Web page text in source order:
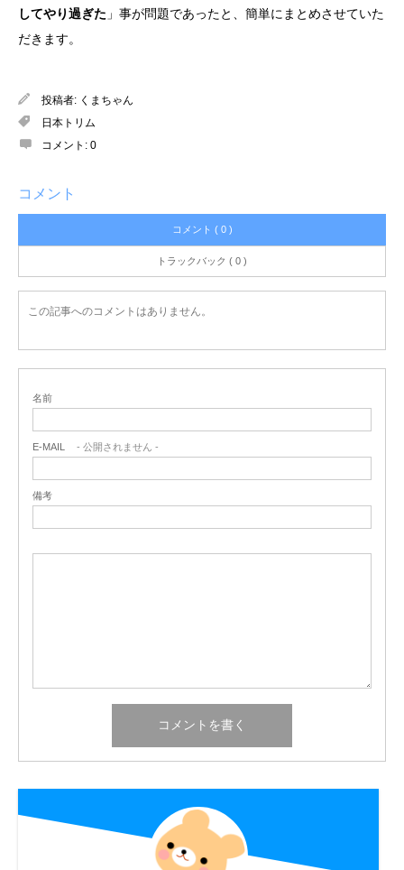
してやり過ぎた 」事が問題であったと、簡単にまとめさせていた
だきます。
投稿者: くまちゃん
日本トリム
コメント: 0
コメント
コメント ( 0 )
トラックバック ( 0 )
この記事へのコメントはありません。
名前
E-MAIL - 公開されません -
備考